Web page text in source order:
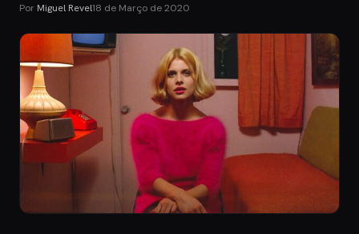
Por Miguel Revel18 de Março de 2020